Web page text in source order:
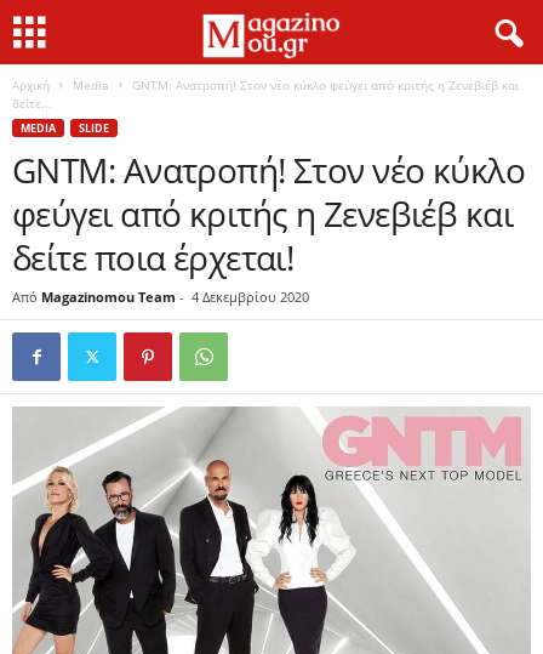
Αρχική Media
GNTM: Ανατροπή! Στον νέο κύκλο φεύγει από κριτής η Ζενεβιέβ και
δείτε...
MEDIA SLIDE
GNTM: Ανατροπή! Στον νέο κύκλο
φεύγει από κριτής η Ζενεβιέβ και
δείτε ποια έρχεται!
Από Magazinomou Team - 4 Δεκεμβρίου 2020